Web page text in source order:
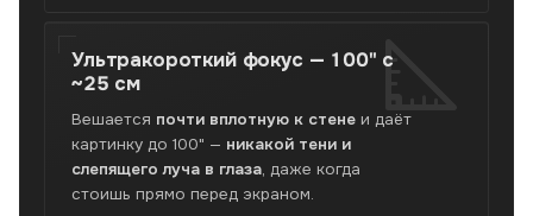
тени.
Превращает
стену
Ультракороткий фокус — 100" с
~25 см
Вешается почти вплотную к стене и даёт
картинку до 100" — никакой тени и
слепящего луча в глаза, даже когда
стоишь прямо перед экраном.